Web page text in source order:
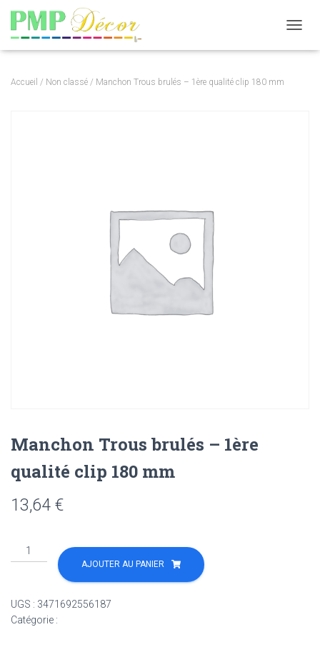
Accueil / Non classé / Manchon Trous brulés – 1ère qualité clip 180 mm
Manchon Trous brulés – 1ère
qualité clip 180 mm
13,64 €
quantité
de
brulés
-
AJOUTER AU PANIER
UGS : 3471692556187
Catégorie :